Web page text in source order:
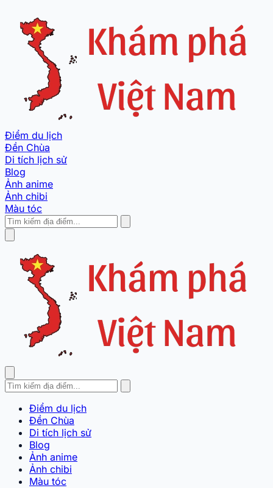
Điểm du lịch
Đền Chùa
Di tích lịch sử
Blog
Ảnh anime
Ảnh chibi
Màu tóc
Điểm du lịch
Đền Chùa
Di tích lịch sử
Blog
Ảnh anime
Ảnh chibi
Màu tóc